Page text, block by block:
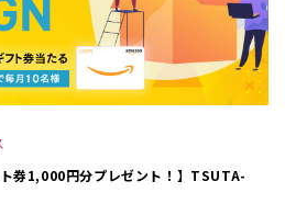
券1,000円分プレゼント！】TSUTA-